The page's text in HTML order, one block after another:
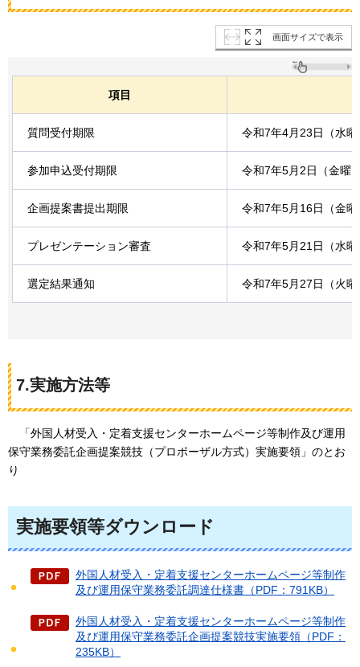
画面サイズで表示
項目
質問受付期限 令和7年4月23日（水
参加申込受付期限 令和7年5月2日（金曜
企画提案書提出期限 令和7年5月16日（金
プレゼンテーション審査 令和7年5月21日（水曜
選定結果通知 令和7年5月27日（火
7.実施方法等
「外国人材受入・定着支援センターホームページ等制作及び運用
保守業務委託企画提案競技（プロポーザル方式）実施要領」のとお
り
実施要領等ダウンロード
外国人材受入・定着支援センターホームページ等制作
及び運用保守業務委託調達仕様書（PDF：791KB）
外国人材受入・定着支援センターホームページ等制作
及び運用保守業務委託企画提案競技実施要領（PDF：
235KB）